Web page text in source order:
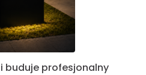
buduje profesjonalny